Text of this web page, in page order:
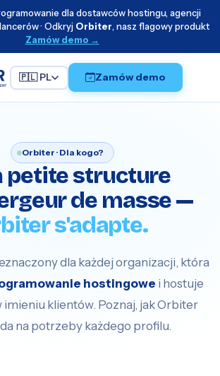
dla dostawców hostingu, agencji
· Odkryj Orbiter, nasz flagowy produkt
Zamów demo →
🇵🇱 PL Zamów demo
Orbiter · Dla kogo?
petite structure
de masse —
s'adapte.
dla każdej organizacji, która
hostingowe i hostuje
imieniu klientów. Poznaj, jak Orbiter
na potrzeby każdego profilu.